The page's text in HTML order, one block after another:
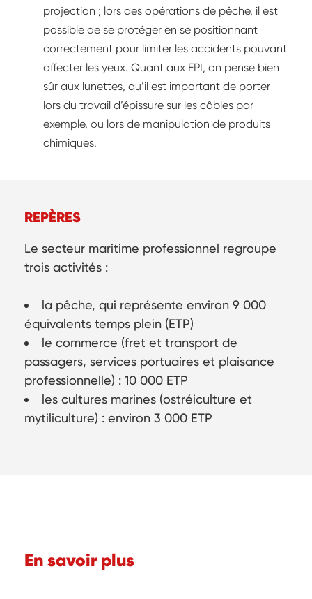
projection ; lors des opérations de pêche, il est
possible de se protéger en se positionnant
correctement pour limiter les accidents pouvant
affecter les yeux. Quant aux EPI, on pense bien
sûr aux lunettes, qu’il est important de porter
lors du travail d’épissure sur les câbles par
exemple, ou lors de manipulation de produits
chimiques.
REPÈRES
Le secteur maritime professionnel regroupe
trois activités :
la pêche, qui représente environ 9 000
équivalents temps plein (ETP)
le commerce (fret et transport de
passagers, services portuaires et plaisance
professionnelle) : 10 000 ETP
les cultures marines (ostréiculture et
mytiliculture) : environ 3 000 ETP
En savoir plus